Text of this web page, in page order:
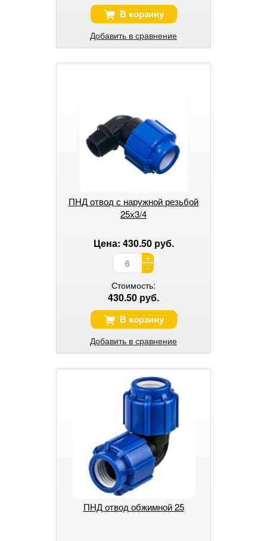
В корзину
Добавить в сравнение
ПНД отвод с наружной резьбой
25х3/4
Цена: 430.50 руб.
+
-
Стоимость:
430.50 руб.
В корзину
Добавить в сравнение
ПНД отвод обжимной 25